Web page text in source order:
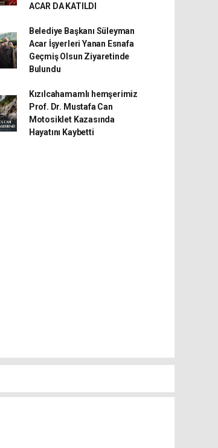
ACAR DA KATILDI
Belediye Başkanı Süleyman
Acar İşyerleri Yanan Esnafa
Geçmiş Olsun Ziyaretinde
Bulundu
Kızılcahamamlı hemşerimiz
Prof. Dr. Mustafa Can
Motosiklet Kazasında
Hayatını Kaybetti